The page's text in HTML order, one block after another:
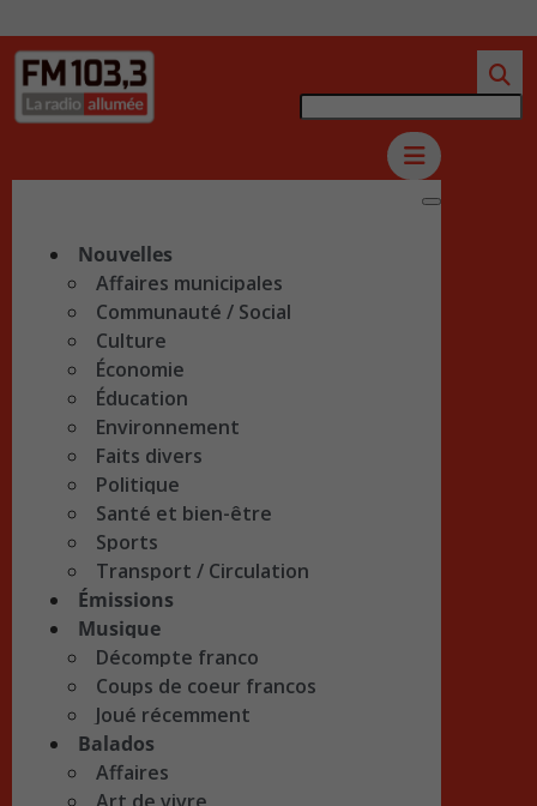
Nouvelles
Affaires municipales
Communauté / Social
Culture
Économie
Éducation
Environnement
Faits divers
Politique
Santé et bien-être
Sports
Transport / Circulation
Émissions
Musique
Décompte franco
Coups de coeur francos
Joué récemment
Balados
Affaires